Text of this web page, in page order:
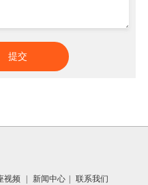
视频 新闻中心 联系我们